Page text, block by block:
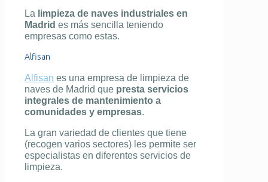
La limpieza de naves industriales en
Madrid es más sencilla teniendo
empresas como estas.
Alfisan
Alfisan es una empresa de limpieza de
naves de Madrid que presta servicios
integrales de mantenimiento a
comunidades y empresas.
La gran variedad de clientes que tiene
(recogen varios sectores) les permite ser
especialistas en diferentes servicios de
limpieza.